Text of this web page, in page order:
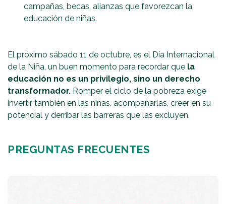
campañas, becas, alianzas que favorezcan la
educación de niñas.
​El próximo sábado 11 de octubre, es el Día Internacional
de la Niña, un buen momento para recordar que la
educación no es un privilegio, sino un derecho
transformador. Romper el ciclo de la pobreza exige
invertir también en las niñas, acompañarlas, creer en su
potencial y derribar las barreras que las excluyen.
PREGUNTAS FRECUENTES